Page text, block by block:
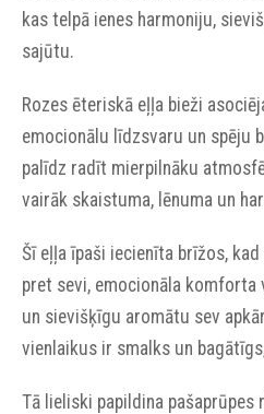
kas telpā ienes harmoniju,
sajūtu.
Rozes ēteriskā eļļa bieži
emocionālu līdzsvaru un spēju
palīdz radīt mierpilnāku
vairāk skaistuma, lēnuma un
Šī eļļa īpaši iecienīta brīžos,
pret sevi, emocionāla
un sievišķīgu aromātu sev
vienlaikus ir smalks un
Tā lieliski papildina